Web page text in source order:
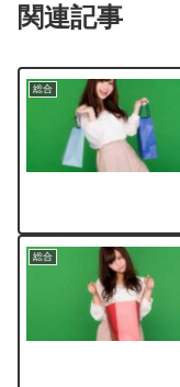
関連記事
総合
総合